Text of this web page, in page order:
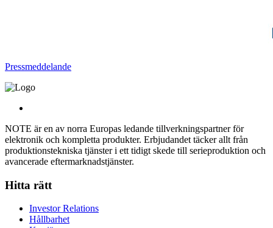
Pressmeddelande
NOTE är en av norra Europas ledande tillverkningspartner för
elektronik och kompletta produkter. Erbjudandet täcker allt från
produktionstekniska tjänster i ett tidigt skede till serieproduktion och
avancerade eftermarknadstjänster.
Hitta rätt
Investor Relations
Hållbarhet